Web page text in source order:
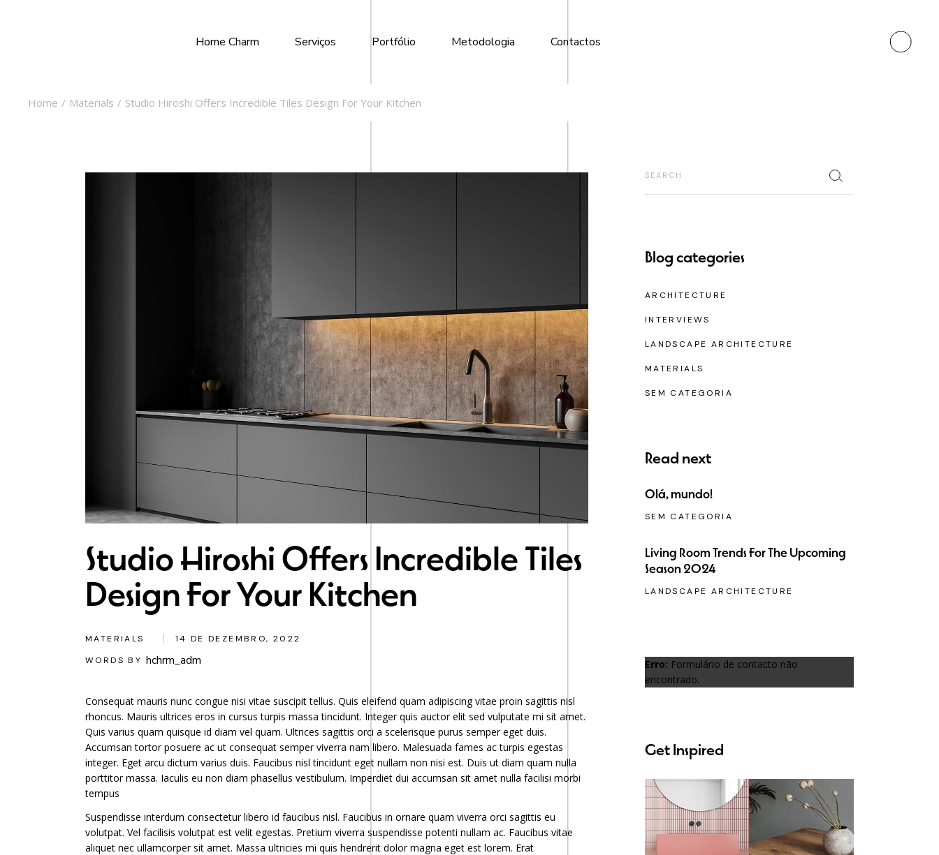
Home Charm Serviços Portfólio Metodologia Contactos
Home Materials Studio Hiroshi Offers Incredible Tiles Design For Your Kitchen
Studio Hiroshi Offers Incredible Tiles
Design For Your Kitchen
MATERIALS
14 DE DEZEMBRO, 2022
WORDS BY hchrm_adm
Consequat mauris nunc congue nisi vitae suscipit tellus. Quis eleifend quam adipiscing vitae proin sagittis nisl
rhoncus. Mauris ultrices eros in cursus turpis massa tincidunt. Integer quis auctor elit sed vulputate mi sit amet.
Quis varius quam quisque id diam vel quam. Ultrices sagittis orci a scelerisque purus semper eget duis.
Accumsan tortor posuere ac ut consequat semper viverra nam libero. Malesuada fames ac turpis egestas
integer. Eget arcu dictum varius duis. Faucibus nisl tincidunt eget nullam non nisi est. Duis ut diam quam nulla
porttitor massa. Iaculis eu non diam phasellus vestibulum. Imperdiet dui accumsan sit amet nulla facilisi morbi
tempus
Suspendisse interdum consectetur libero id faucibus nisl. Faucibus in ornare quam viverra orci sagittis eu
volutpat. Vel facilisis volutpat est velit egestas. Pretium viverra suspendisse potenti nullam ac. Faucibus vitae
aliquet nec ullamcorper sit amet. Massa ultricies mi quis hendrerit dolor magna eget est lorem. Erat
Blog categories
ARCHITECTURE
INTERVIEWS
LANDSCAPE ARCHITECTURE
MATERIALS
SEM CATEGORIA
Read next
Olá, mundo!
SEM CATEGORIA
Living Room Trends For The Upcoming
Season 2024
LANDSCAPE ARCHITECTURE
Erro: Formulário de contacto não
encontrado.
Get Inspired